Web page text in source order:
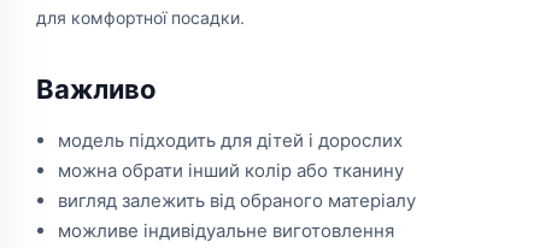
для комфортної посадки.
Важливо
модель підходить для дітей і дорослих
можна обрати інший колір або тканину
вигляд залежить від обраного матеріалу
можливе індивідуальне виготовлення